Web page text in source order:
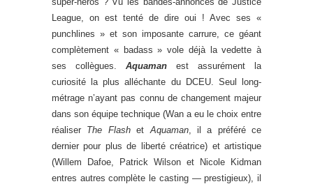
League, on est tenté de dire oui ! Avec ses «
punchlines » et son imposante carrure, ce géant
complètement « badass » vole déjà la vedette à
ses collègues. Aquaman est assurément la
curiosité la plus alléchante du DCEU. Seul long-
métrage n’ayant pas connu de changement majeur
dans son équipe technique (Wan a eu le choix entre
réaliser The Flashet Aquaman, il a préféré ce
dernier pour plus de liberté créatrice) et artistique
(Willem Dafoe, Patrick Wilson et Nicole Kidman
entres autres complète le casting — prestigieux), il